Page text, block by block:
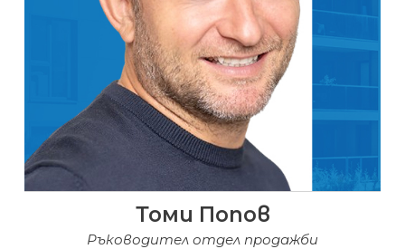
Томи Попов
Ръководител отдел продажби